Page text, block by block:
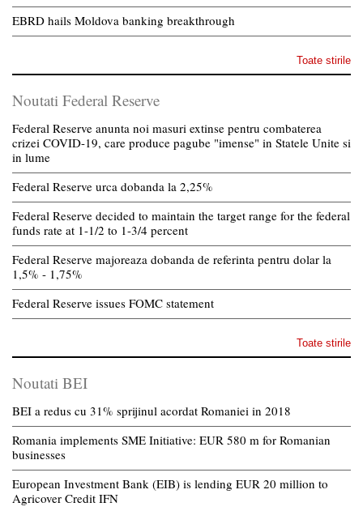
EBRD hails Moldova banking breakthrough
Toate stirile
Noutati Federal Reserve
Federal Reserve anunta noi masuri extinse pentru combaterea
crizei COVID-19, care produce pagube "imense" in Statele Unite si
in lume
Federal Reserve urca dobanda la 2,25%
Federal Reserve decided to maintain the target range for the federal
funds rate at 1-1/2 to 1-3/4 percent
Federal Reserve majoreaza dobanda de referinta pentru dolar la
1,5% - 1,75%
Federal Reserve issues FOMC statement
Toate stirile
Noutati BEI
BEI a redus cu 31% sprijinul acordat Romaniei in 2018
Romania implements SME Initiative: EUR 580 m for Romanian
businesses
European Investment Bank (EIB) is lending EUR 20 million to
Agricover Credit IFN